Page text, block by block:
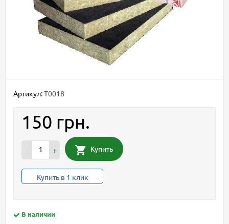
Артикул:T0018
150 грн.
- + Купить
Купить в 1 клик
В наличии